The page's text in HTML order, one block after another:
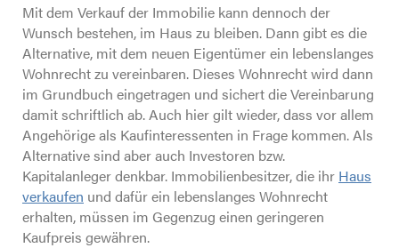
Mit dem Verkauf der Immobilie kann dennoch der
Wunsch bestehen, im Haus zu bleiben. Dann gibt es die
Alternative, mit dem neuen Eigentümer ein lebenslanges
Wohnrecht zu vereinbaren. Dieses Wohnrecht wird dann
im Grundbuch eingetragen und sichert die Vereinbarung
damit schriftlich ab. Auch hier gilt wieder, dass vor allem
Angehörige als Kaufinteressenten in Frage kommen. Als
Alternative sind aber auch Investoren bzw.
Kapitalanleger denkbar. Immobilienbesitzer, die ihr Haus
verkaufen und dafür ein lebenslanges Wohnrecht
erhalten, müssen im Gegenzug einen geringeren
Kaufpreis gewähren.